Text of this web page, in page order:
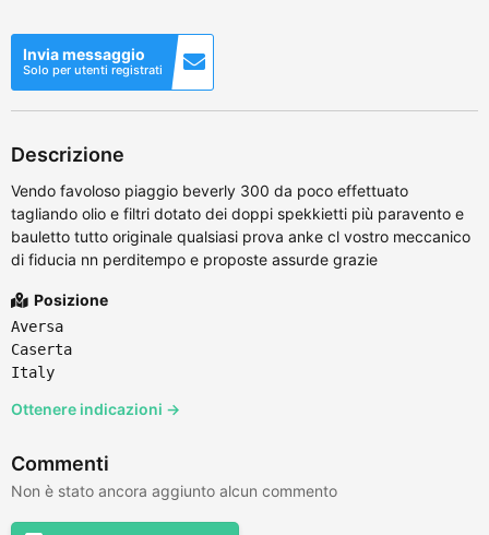
Invia messaggio
Solo per utenti registrati
Descrizione
Vendo favoloso piaggio beverly 300 da poco effettuato
tagliando olio e filtri dotato dei doppi spekkietti più paravento e
bauletto tutto originale qualsiasi prova anke cl vostro meccanico
di fiducia nn perditempo e proposte assurde grazie
Posizione
Aversa
Caserta
Italy
Ottenere indicazioni →
Commenti
Non è stato ancora aggiunto alcun commento